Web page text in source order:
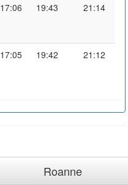
17:06 19:43 21:14
17:05 19:42 21:12
Roanne